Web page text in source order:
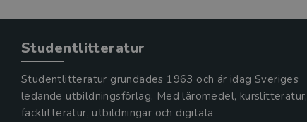
Studentlitteratur
Studentlitteratur grundades 1963 och är idag Sveriges
ledande utbildningsförlag. Med läromedel, kurslitteratur,
facklitteratur, utbildningar och digitala